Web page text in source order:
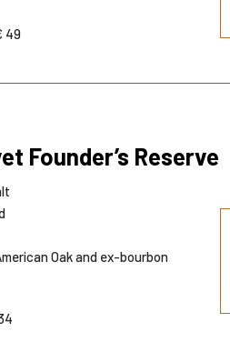
49
Founder’s Reserve
Oak and ex-bourbon